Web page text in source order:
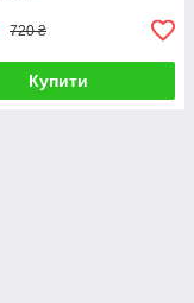
720 ₴
Купити